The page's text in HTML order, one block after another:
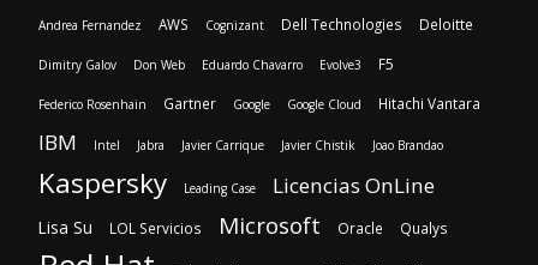
Andrea Fernandez AWS Cognizant Dell Technologies Deloitte
Dimitry Galov Don Web Eduardo Chavarro Evolve3 F5
Federico Rosenhain Gartner Google Google Cloud Hitachi Vantara
IBM Intel Jabra Javier Carrique Javier Chistik Joao Brandao
Kaspersky Leading Case Licencias OnLine
Lisa Su LOL Servicios Microsoft Oracle Qualys